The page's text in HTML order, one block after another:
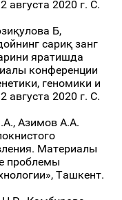
августа 2020 г. С.
Б,
сариқ занг
яратишда
конференции
геномики и
августа 2020 г. С.
Азимов А.А.
Материалы
проблемы
Ташкент.